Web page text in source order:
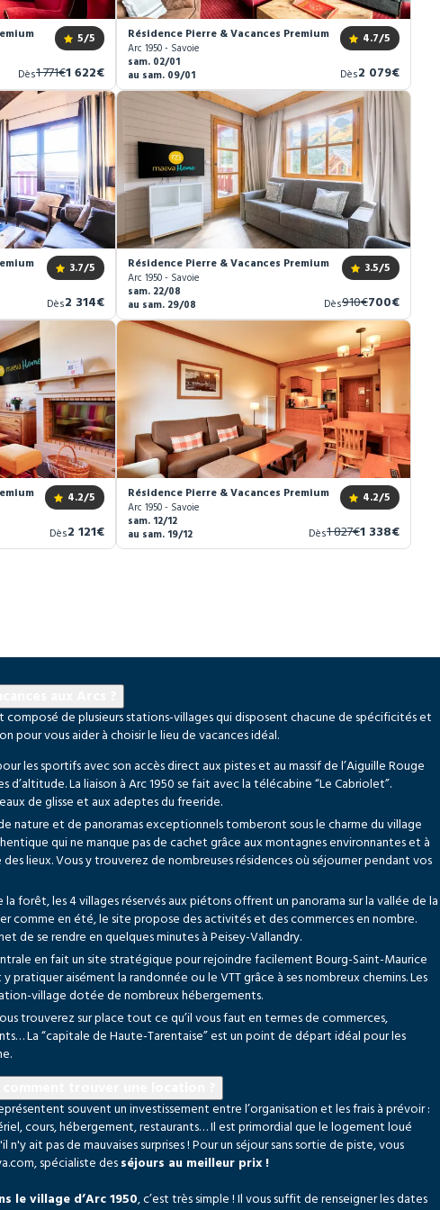
composé de plusieurs stations-villages qui disposent chacune de spécificités et
pour vous aider à choisir le lieu de vacances idéal.
les sportifs avec son accès direct aux pistes et au massif de l’Aiguille Rouge
d’altitude. La liaison à Arc 1950 se fait avec la télécabine “Le Cabriolet”.
de glisse et aux adeptes du freeride.
nature et de panoramas exceptionnels tomberont sous le charme du village
qui ne manque pas de cachet grâce aux montagnes environnantes et à
lieux. Vous y trouverez de nombreuses résidences où séjourner pendant vos
la forêt, les 4 villages réservés aux piétons offrent un panorama sur la vallée de la
comme en été, le site propose des activités et des commerces en nombre.
de se rendre en quelques minutes à Peisey-Vallandry.
en fait un site stratégique pour rejoindre facilement Bourg-Saint-Maurice
pratiquer aisément la randonnée ou le VTT grâce à ses nombreux chemins. Les
village dotée de nombreux hébergements.
trouverez sur place tout ce qu’il vous faut en termes de commerces,
La “capitale de Haute-Tarentaise” est un point de départ idéal pour les
souvent un investissement entre l’organisation et les frais à prévoir :
cours, hébergement, restaurants… Il est primordial que le logement loué
ait pas de mauvaises surprises ! Pour un séjour sans sortie de piste, vous
spécialiste des séjours au meilleur prix !
le village d’Arc 1950, c’est très simple ! Il vous suffit de renseigner les dates
Arc 1950 Le Village *****
5/5
DèsAncien
prix
1 771€Nouveau
prix
1 622€
Résidence Pierre & Vacances Premium Arc 1950 Le Village
Arc 1950 - Savoie
4.7/5
sam. 02/01
au sam. 09/01
DèsNouveau
prix
2 079€
Arc 1950 Le Village *****
3.7/5
DèsNouveau
prix
2 314€
Résidence Pierre & Vacances Premium Arc 1950 Le Village
Arc 1950 - Savoie
3.5/5
sam. 22/08
au sam. 29/08
DèsAncien
prix
910€Nouveau
prix
700€
Arc 1950 Le Village *****
4.2/5
DèsNouveau
prix
2 121€
Résidence Pierre & Vacances Premium Arc 1950 Le Village
Arc 1950 - Savoie
4.2/5
sam. 12/12
au sam. 19/12
DèsAncien
prix
1 827€Nouveau
prix
1 338€